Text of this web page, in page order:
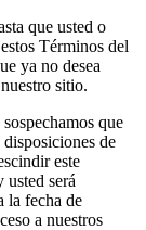
que usted o
Términos del
ya no desea
sitio.
que
de
este
será
la fecha de
a nuestros